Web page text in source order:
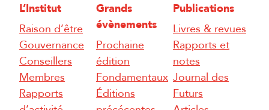
L’Institut
Raison d’être
Gouvernance
Conseillers
Membres
Rapports
Grands
évènements
Prochaine
édition
Fondamentaux
Éditions
Publications
Livres & revues
Rapports et
notes
Journal des
Futurs